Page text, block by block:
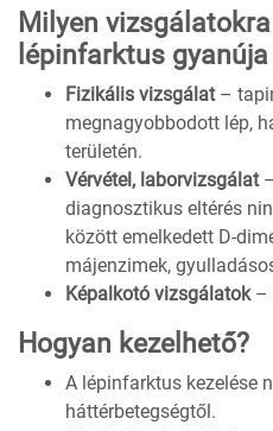
Milyen
lépinfarktus
Fizikális vizsgálat–
megnagyobbodott lép,
területén.
Vérvétel, laborvizsgálat
diagnosztikus eltérés
között emelkedett D-
májenzimek,
Képalkotó vizsgálatok–
Hogyan kezelhető?
A lépinfarktus kezelése
háttérbetegségtől.